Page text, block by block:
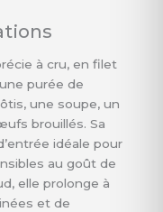
à cru, en filet
purée de
une soupe, un
brouillés. Sa
idéale pour
au goût de
elle prolonge à
et de